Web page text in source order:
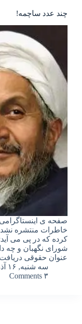
چند عدد ساچمه!
صفحه ی
خاطرات منتشره
کرده که در پی می
شورای نگهبان و چه
عنوان حقوقی
سه شنبه, ۱۶ آذر ۱۳۹۵ – ۲۳:۳۶
۳ Comments